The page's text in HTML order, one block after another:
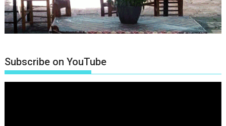
Subscribe on YouTube